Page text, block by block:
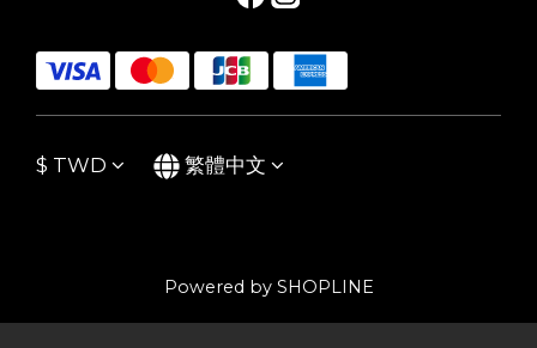
$ TWD 繁體中文
Powered by SHOPLINE